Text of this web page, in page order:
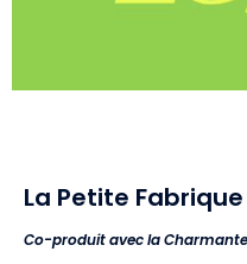
La Petite
Co-produit avec la